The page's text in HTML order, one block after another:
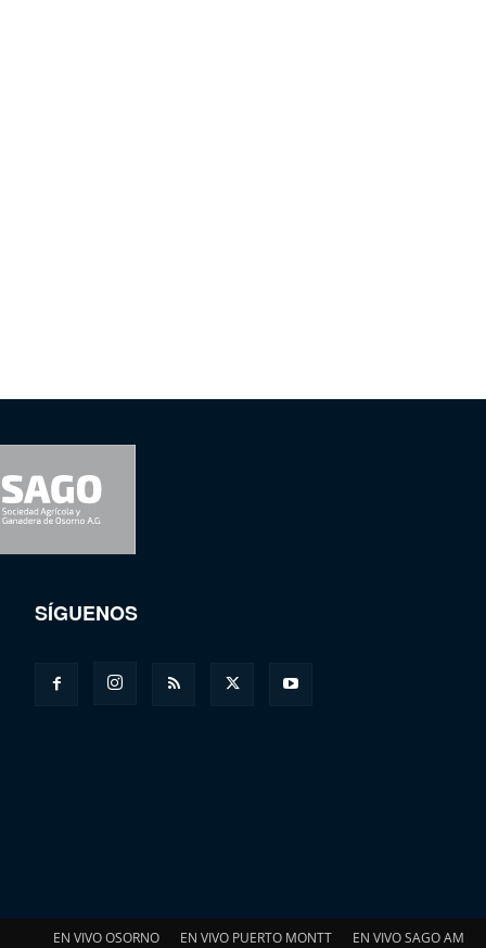
SÍGUENOS
EN VIVO OSORNO EN VIVO PUERTO MONTT EN VIVO SAGO AM